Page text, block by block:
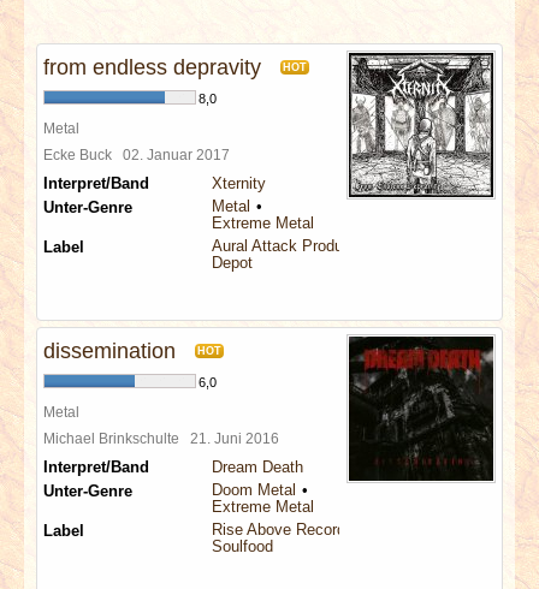
SPECIALS
REDAKTION
LINKS
from endless depravity HOT
8,0
Metal
Ecke Buck 02. Januar 2017
Interpret/Band
Xternity
Unter-Genre
Metal
Extreme Metal
Label
Aural Attack Productions
Depot
dissemination HOT
6,0
Metal
Michael Brinkschulte 21. Juni 2016
Interpret/Band
Dream Death
Unter-Genre
Doom Metal
Extreme Metal
Label
Rise Above Records
Soulfood